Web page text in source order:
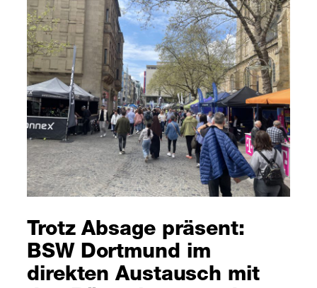
Trotz Absage präsent:
BSW Dortmund im
direkten Austausch mit